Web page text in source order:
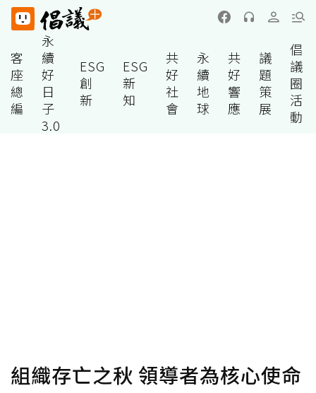
客
座
總
編
永
續
好
日
子
3.0
ESG
創
新
ESG
新
知
共
好
社
會
永
續
地
球
共
好
響
應
議
題
策
展
倡
議
圈
活
動
組織存亡之秋 領導者為核心使命